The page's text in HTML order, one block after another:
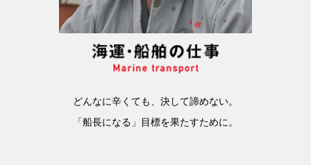
どんなに辛くても、決して諦めない。
「船長になる」目標を果たすために。